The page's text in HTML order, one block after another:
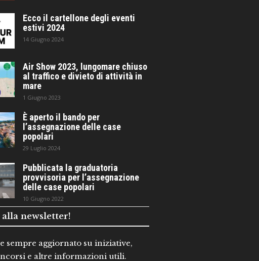
Ecco il cartellone degli eventi
estivi 2024
14 Giugno 2024
Air Show 2023, lungomare chiuso
al traffico e divieto di attività in
mare
1 Giugno 2023
È aperto il bando per
l’assegnazione delle case
popolari
29 Luglio 2024
Pubblicata la graduatoria
provvisoria per l’assegnazione
delle case popolari
10 Giugno 2022
newsletter!
sempre aggiornato su iniziative,
e altre informazioni utili.